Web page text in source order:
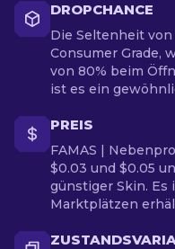
DROPCHANCE
Die Seltenheit
Consumer Grade,
von 80% beim
ist es ein
PREIS
FAMAS |
$0.03 und $0.05
günstiger Skin. Es
Marktplätzen